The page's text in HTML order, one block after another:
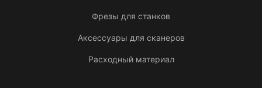
Фрезы для станков
Аксессуары для сканеров
Расходный материал